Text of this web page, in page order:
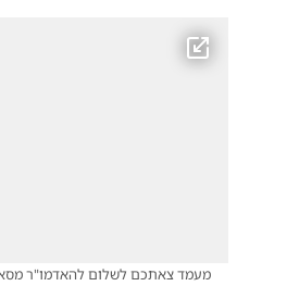
מעמד צאתכם לשלום להאדמו"ר